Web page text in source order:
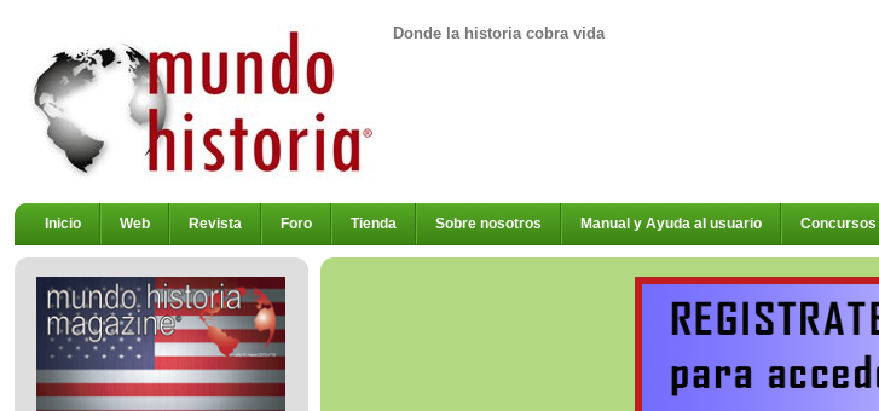
Donde la historia cobra vida
Inicio Web Revista Foro Tienda Sobre nosotros Manual y Ayuda al usuario Concursos